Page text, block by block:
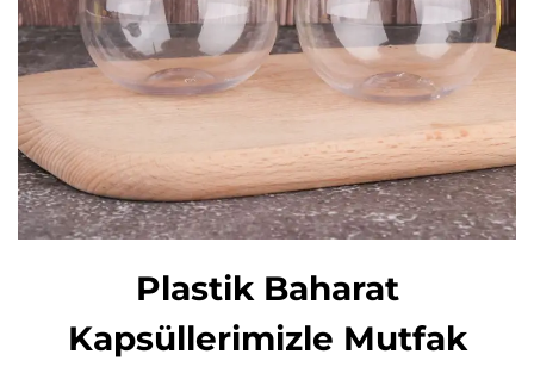
Plastik Baharat
Kapsüllerimizle Mutfak